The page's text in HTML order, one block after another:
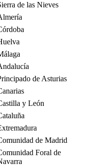
de las Nieves
de Asturias
y León
de Madrid
Foral de